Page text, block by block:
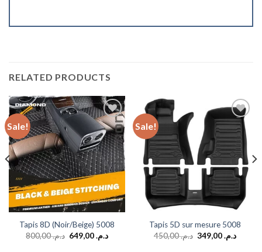
RELATED PRODUCTS
Sale!
Add to
wishlist
Tapis 8D (Noir/Beige) 5008
د.م.800,00 د.م.649,00
Sale!
Add to
wishlist
Tapis 5D sur mesure 5008
د.م.450,00 د.م.349,00